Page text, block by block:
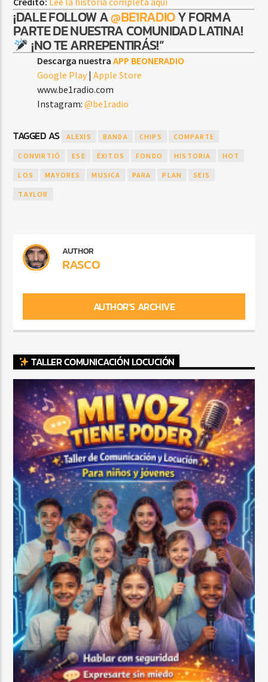
¡DALE FOLLOW A@BE1RADIOY FORMA
PARTE DE NUESTRA COMUNIDAD LATINA!
¡NO TE ARREPENTIRÁS!”
Descarga nuestraAPP BEONERADIO
Google Play |Apple Store
www.be1radio.com
Instagram:@be1radio
TAGGED AS ALEXIS BANDA CHIPS COMPARTE
CONVIRTIÓ ESE ÉXITOS FONDO HISTORIA HOT
LOS MAYORES MUSICA PARA PLAN SEIS
TAYLOR
AUTHOR
RASCO
AUTHOR'S ARCHIVE
TALLER COMUNICACIÓN LOCUCIÓN